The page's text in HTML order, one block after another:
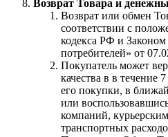
Возврат Товара и
Возврат или обмен
соответствии с
кодекса РФ и
потребителей» от
Покупатель может
качества в в течение
его покупки, в
или
компаний,
транспортных